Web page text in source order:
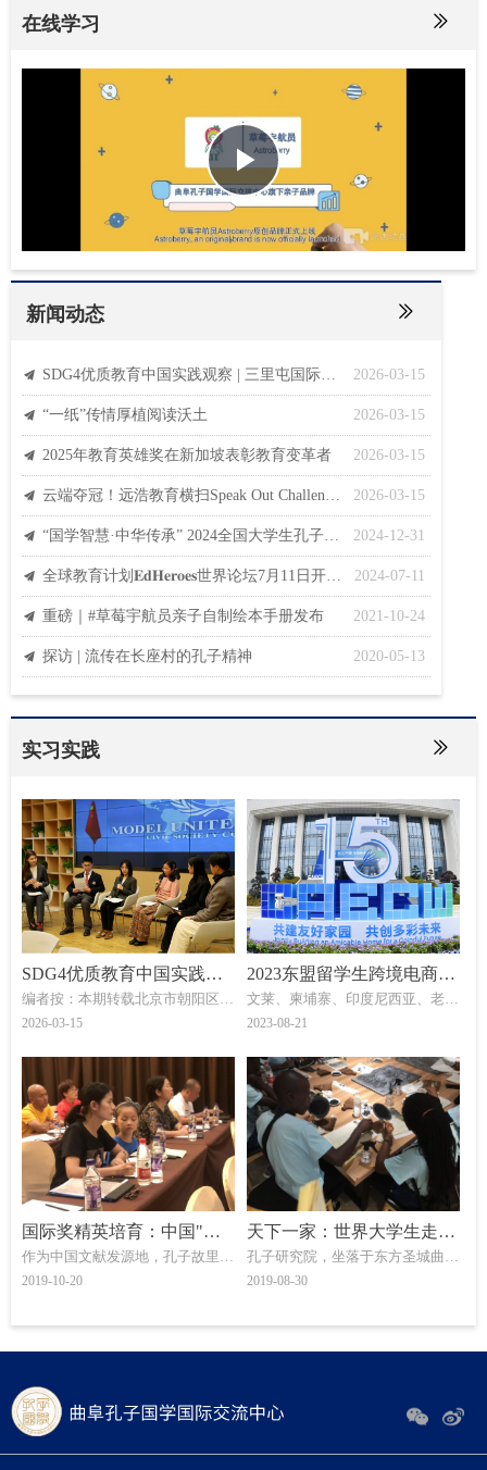
新闻动态 ꅀ
2026-03-15
끔 SDG4优质教育中国实践观察 | 三里屯国际青少年领袖计划
2026-03-15
끔 “一纸”传情厚植阅读沃土
2026-03-15
끔 2025年教育英雄奖在新加坡表彰教育变革者
2026-03-15
끔 云端夺冠！远浩教育横扫Speak Out Challenge曲阜专场三大奖
2024-12-31
끔 “国学智慧·中华传承” 2024全国大学生孔子文化弘扬活动圆满落幕
2024-07-11
끔 全球教育计划𝐄𝐝𝐇𝐞𝐫𝐨𝐞𝐬世界论坛7月11日开幕: 教育文化遗产
2021-10-24
끔 重磅｜#草莓宇航员亲子自制绘本手册发布
2020-05-13
끔 探访 | 流传在长座村的孔子精神
在线学习 ꅀ
Play
Video
实习实践 ꅀ
SDG4优质教育中国实践观
察 | 三里屯国际青少年领袖
编者按：本期转载北京市朝阳区三
里屯国际志愿服务队的实践案例，
\x26quot;的中国探索留存一份生
动注脚。
2026-03-15
2023东盟留学生跨境电商创
新创业大赛报名开始了！
文莱、柬埔寨、印度尼西亚、老
挝、马来西亚、菲律宾、新加坡、
2023-08-21
国际奖精英培育：中国"好
学生"传信常道
作为中国文献发源地，孔子故里曲
阜市当之无愧应是扬名四海的东方
传承上万年的礼乐文明讲业于此。
2019-10-20
天下一家：世界大学生走进
孔研院
孔子研究院，坐落于东方圣城曲
阜，是唯一经国务院（国办函
地150亩；内设学术研究部、信息
学术研究、文化交流、文献收藏、
体，以建设世界儒学研究交流中心
2019-08-30